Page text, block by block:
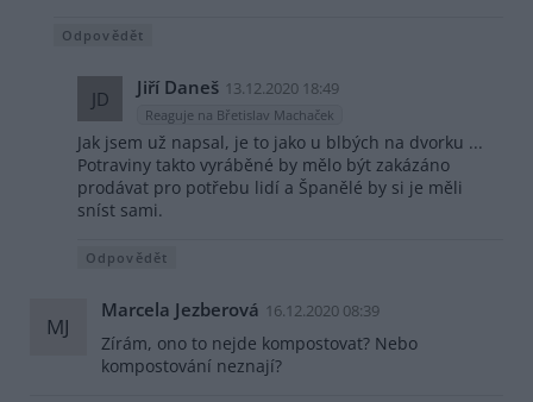
Odpovědět
JD Jiří Daneš 13.12.2020 18:49
Reaguje na Břetislav Machaček
Jak jsem už napsal, je to jako u blbých na dvorku ...
Potraviny takto vyráběné by mělo být zakázáno
prodávat pro potřebu lidí a Španělé by si je měli
sníst sami.
Odpovědět
MJ
Marcela Jezberová 16.12.2020 08:39
Zírám, ono to nejde kompostovat? Nebo
kompostování neznají?